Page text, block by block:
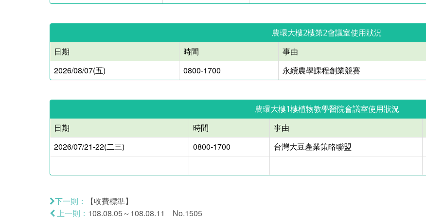
農環大樓2樓第2會議室使用狀況
日期 時間 事由
2026/08/07(五)
0800-1700 永續農學課程創業競賽
農環大樓1樓植物教學醫院會議室使用狀況
日期 時間 事由
2026/07/21-22(二三)
0800-1700 台灣大豆產業策略聯盟
下一則： 【收費標準】
上一則： 108.08.05～108.08.11 No.1505